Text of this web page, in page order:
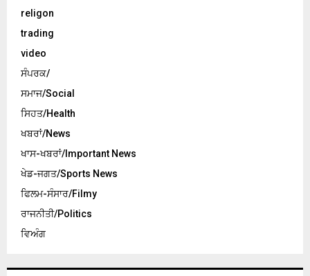
religon
trading
video
ਸੰਪਰਕ/
ਸਮਾਜ/Social
ਸਿਹਤ/Health
ਖਬਰਾਂ/News
ਖਾਸ-ਖਬਰਾਂ/Important News
ਖੇਡ-ਜਗਤ/Sports News
ਫਿਲਮ-ਸੰਸਾਰ/Filmy
ਰਾਜਨੀਤੀ/Politics
ਵਿਅੰਗ